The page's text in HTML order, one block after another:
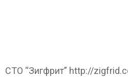
СТО “Зигфрит” http://